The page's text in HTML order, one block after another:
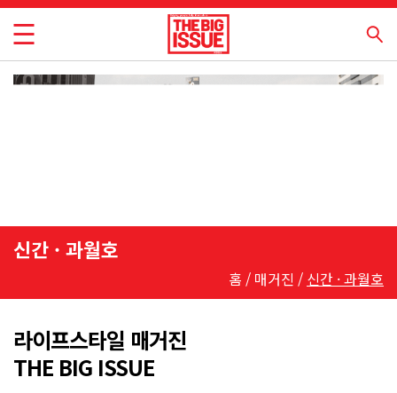
신간 · 과월호
홈 / 매거진 / 신간 · 과월호
라이프스타일 매거진
THE BIG ISSUE